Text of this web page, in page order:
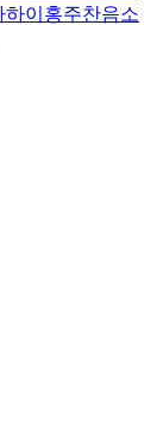
하이 홍주찬음소